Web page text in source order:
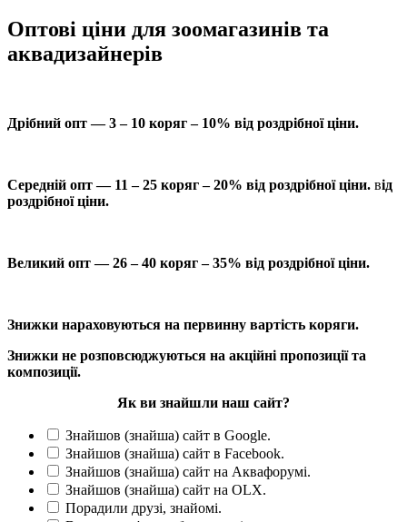
Оптові ціни для зоомагазинів та
аквадизайнерів
Дрібний опт — 3 – 10 коряг – 10% від роздрібної ціни.
Середній опт — 11 – 25 коряг – 20% від роздрібної ціни. від
роздрібної ціни.
Великий опт — 26 – 40 коряг – 35% від роздрібної ціни.
Знижки нараховуються на первинну вартість коряги.
Знижки не розповсюджуються на акційні пропозиції та
композиції.
Як ви знайшли наш сайт?
Знайшов (знайша) сайт в Google.
Знайшов (знайша) сайт в Facebook.
Знайшов (знайша) сайт на Аквафорумі.
Знайшов (знайша) сайт на OLX.
Порадили друзі, знайомі.